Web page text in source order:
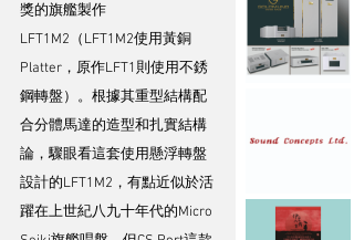
獎的旗艦製作
LFT1M2（LFT1M2使用黃銅
Platter，原作LFT1則使用不銹
鋼轉盤）。根據其重型結構配
合分體馬達的造型和扎實結構
論，驟眼看這套使用懸浮轉盤
設計的LFT1M2，有點近似於活
躍在上世紀八九十年代的Micro